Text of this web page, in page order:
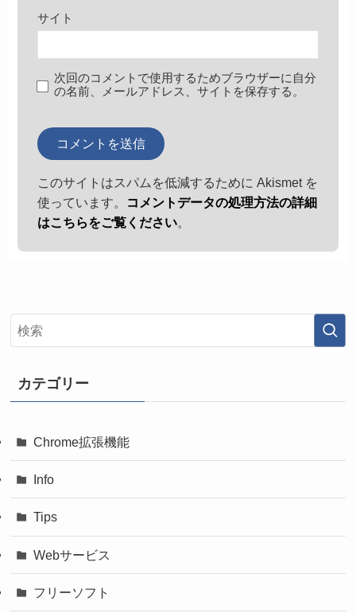
サイト
次回のコメントで使用するためブラウザーに自分
の名前、メールアドレス、サイトを保存する。
このサイトはスパムを低減するために Akismet を
使っています。
コメントデータの処理方法の詳細
はこちらをご覧ください。
カテゴリー
Chrome拡張機能
Info
Tips
Webサービス
フリーソフト